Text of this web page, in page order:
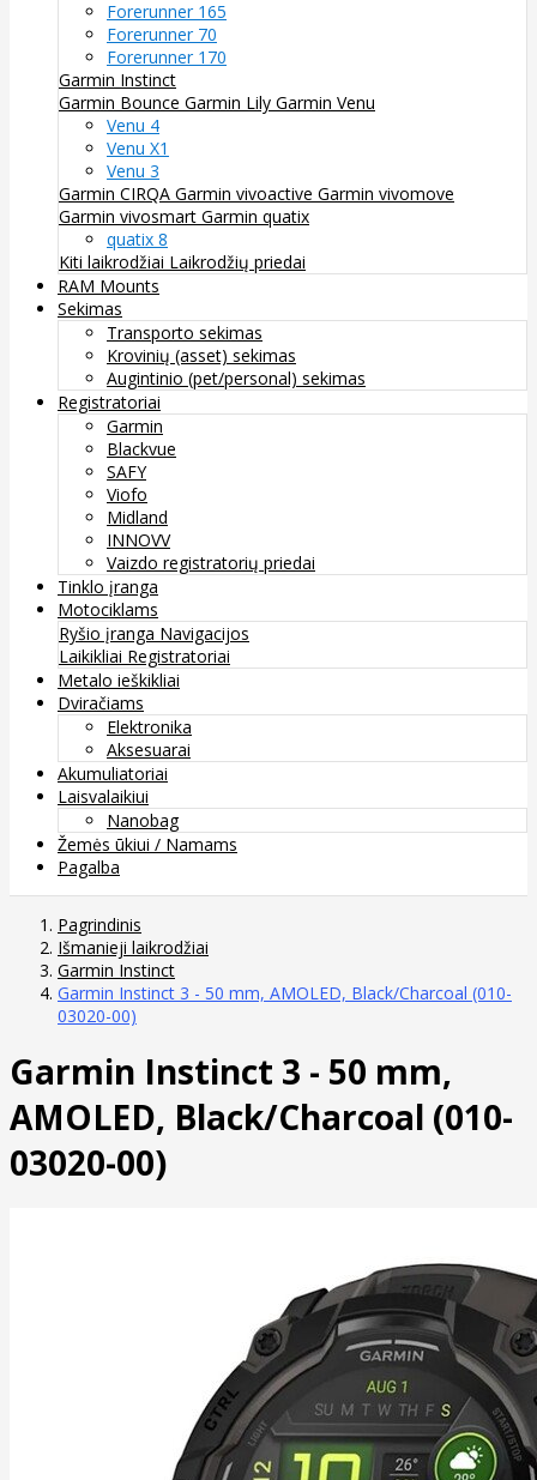
Forerunner 165
Forerunner 70
Forerunner 170
Garmin Instinct
Garmin Bounce Garmin Lily Garmin Venu
Venu 4
Venu X1
Venu 3
Garmin CIRQA Garmin vivoactive Garmin vivomove
Garmin vivosmart Garmin quatix
quatix 8
Kiti laikrodžiai Laikrodžių priedai
RAM Mounts
Sekimas
Transporto sekimas
Krovinių (asset) sekimas
Augintinio (pet/personal) sekimas
Registratoriai
Garmin
Blackvue
SAFY
Viofo
Midland
INNOVV
Vaizdo registratorių priedai
Tinklo įranga
Motociklams
Ryšio įranga Navigacijos
Laikikliai Registratoriai
Metalo ieškikliai
Dviračiams
Elektronika
Aksesuarai
Akumuliatoriai
Laisvalaikiui
Nanobag
Žemės ūkiui / Namams
Pagalba
Pagrindinis
Išmanieji laikrodžiai
Garmin Instinct
Garmin Instinct 3 - 50 mm, AMOLED, Black/Charcoal (010-
03020-00)
Garmin Instinct 3 - 50 mm,
AMOLED, Black/Charcoal (010-
03020-00)